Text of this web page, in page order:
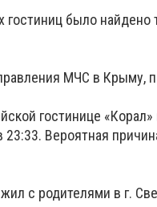
гостиниц было найдено
МЧС в Крыму,
гостинице
Вероятная
с родителями в г.